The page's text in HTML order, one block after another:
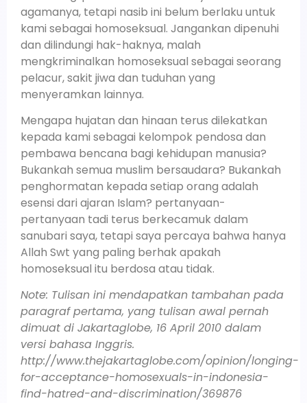
agamanya, tetapi nasib ini belum berlaku untuk
kami sebagai homoseksual. Jangankan dipenuhi
dan dilindungi hak-haknya, malah
mengkriminalkan homoseksual sebagai seorang
pelacur, sakit jiwa dan tuduhan yang
menyeramkan lainnya.
Mengapa hujatan dan hinaan terus dilekatkan
kepada kami sebagai kelompok pendosa dan
pembawa bencana bagi kehidupan manusia?
Bukankah semua muslim bersaudara? Bukankah
penghormatan kepada setiap orang adalah
esensi dari ajaran Islam? pertanyaan-
pertanyaan tadi terus berkecamuk dalam
sanubari saya, tetapi saya percaya bahwa hanya
Allah Swt yang paling berhak apakah
homoseksual itu berdosa atau tidak.
Note: Tulisan ini mendapatkan tambahan pada
paragraf pertama, yang tulisan awal pernah
dimuat di Jakartaglobe, 16 April 2010 dalam
versi bahasa Inggris.
http://www.thejakartaglobe.com/opinion/longing-
for-acceptance-homosexuals-in-indonesia-
find-hatred-and-discrimination/369876